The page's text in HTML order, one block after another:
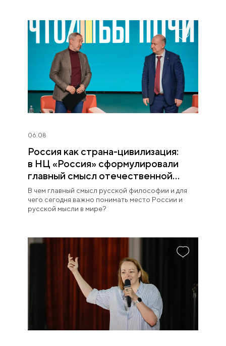
06.08
Россия как страна-цивилизация:
в НЦ «Россия» сформулировали
главный смысл отечественной
философии
В чем главный смысл русской философии и для
чего сегодня важно понимать место России и
русской мысли в мире?